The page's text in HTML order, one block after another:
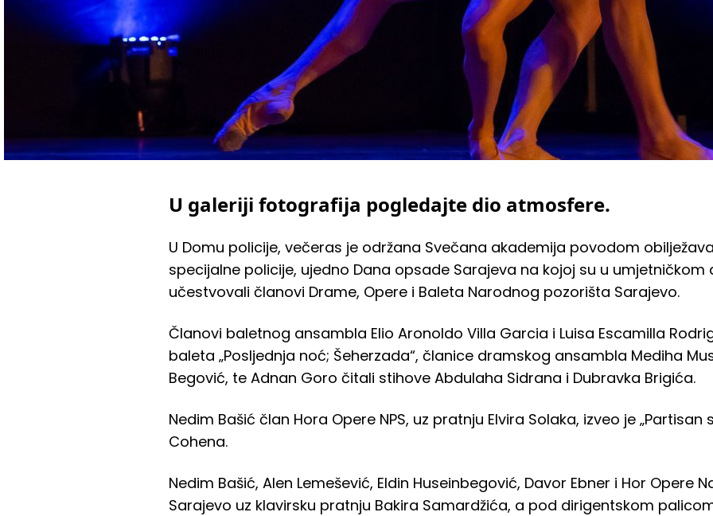
U galeriji fotografija pogledajte dio atmosfere.
U Domu policije, večeras je održana Svečana akademija povodom
specijalne policije, ujedno Dana opsade Sarajeva na kojoj su u
učestvovali članovi Drame, Opere i Baleta Narodnog pozorišta Sarajevo.
Članovi baletnog ansambla Elio Aronoldo Villa Garcia i Luisa Escamilla
baleta „Posljednja noć; Šeherzada“, članice dramskog ansambla Mediha
Begović, te Adnan Goro čitali stihove Abdulaha Sidrana i Dubravka Brigića.
Nedim Bašić član Hora Opere NPS, uz pratnju Elvira Solaka, izveo je
Cohena.
Nedim Bašić, Alen Lemešević, Eldin Huseinbegović, Davor Ebner i Hor Opere
Sarajevo uz klavirsku pratnju Bakira Samardžića, a pod dirigentskom